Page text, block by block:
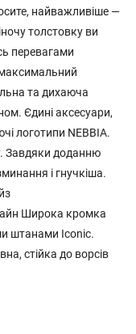
найважливіше —
толстовку ви
перевагами
та дихаюча
Єдині аксесуари,
логотипи NEBBIA.
Завдяки доданню
і гнучкіша.
Широка кромка
штанами Iconic.
стійка до ворсів